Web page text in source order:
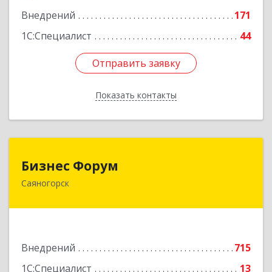
Внедрений
171
1С:Специалист
44
Отправить заявку
Показать контакты
Отправить заявку
Назад
Бизнес Форум
Саяногорск
Внедрений
715
1С:Специалист
13
655603, Хакасия Респ, Саяногорск г, Советский